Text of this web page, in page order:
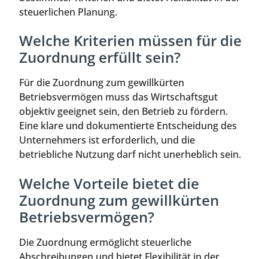
steuerlichen Planung.
Welche Kriterien müssen für die
Zuordnung erfüllt sein?
Für die Zuordnung zum gewillkürten
Betriebsvermögen muss das Wirtschaftsgut
objektiv geeignet sein, den Betrieb zu fördern.
Eine klare und dokumentierte Entscheidung des
Unternehmers ist erforderlich, und die
betriebliche Nutzung darf nicht unerheblich sein.
Welche Vorteile bietet die
Zuordnung zum gewillkürten
Betriebsvermögen?
Die Zuordnung ermöglicht steuerliche